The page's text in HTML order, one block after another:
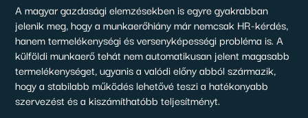
A magyar gazdasági elemzésekben is egyre gyakrabban
jelenik meg, hogy a munkaerőhiány már nemcsak HR-kérdés,
hanem termelékenységi és versenyképességi probléma is. A
külföldi munkaerő tehát nem automatikusan jelent magasabb
termelékenységet, ugyanis a valódi előny abból származik,
hogy a stabilabb működés lehetővé teszi a hatékonyabb
szervezést és a kiszámíthatóbb teljesítményt.